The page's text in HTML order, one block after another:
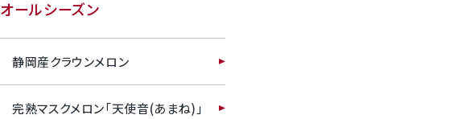
オールシーズン
静岡産クラウンメロン
完熟マスクメロン「天使音(あまね)」